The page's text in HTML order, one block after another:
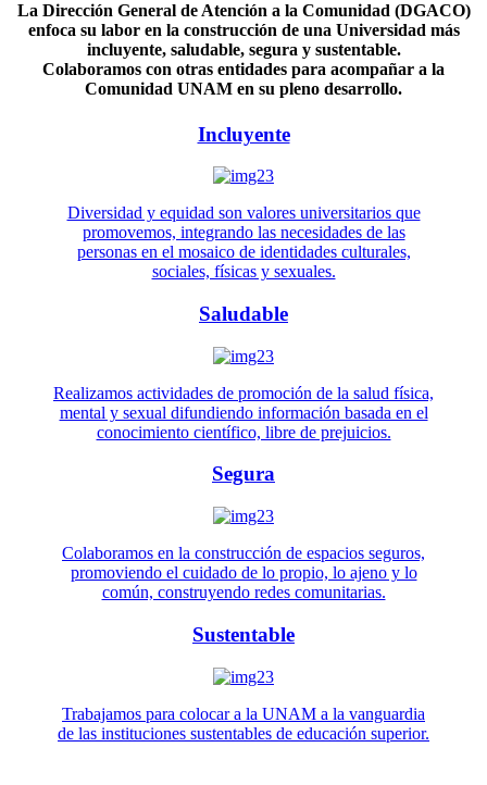
La Dirección General de Atención a la Comunidad (DGACO)
enfoca su labor en la construcción de una Universidad más
incluyente, saludable, segura y sustentable.
Colaboramos con otras entidades para acompañar a la
Comunidad UNAM en su pleno desarrollo.
Incluyente
Diversidad y equidad son valores universitarios que
promovemos, integrando las necesidades de las
personas en el mosaico de identidades culturales,
sociales, físicas y sexuales.
Saludable
Realizamos actividades de promoción de la salud física,
mental y sexual difundiendo información basada en el
conocimiento científico, libre de prejuicios.
Segura
Colaboramos en la construcción de espacios seguros,
promoviendo el cuidado de lo propio, lo ajeno y lo
común, construyendo redes comunitarias.
Sustentable
Trabajamos para colocar a la UNAM a la vanguardia
de las instituciones sustentables de educación superior.